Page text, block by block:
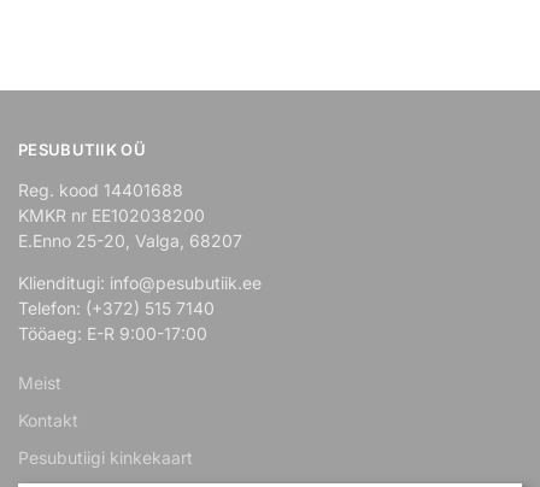
PESUBUTIIK OÜ
Reg. kood 14401688
KMKR nr EE102038200
E.Enno 25-20, Valga, 68207
Klienditugi: info@pesubutiik.ee
Telefon: (+372) 515 7140
Tööaeg: E-R 9:00-17:00
Meist
Kontakt
Pesubutiigi kinkekaart